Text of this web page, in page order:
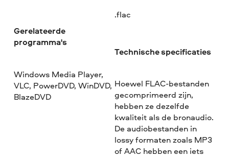
Gerelateerde
programma's
Windows Media Player,
VLC, PowerDVD, WinDVD,
BlazeDVD
.flac
Technische specificaties
Hoewel FLAC-bestanden
gecomprimeerd zijn,
hebben ze dezelfde
kwaliteit als de bronaudio.
De audiobestanden in
lossy formaten zoals MP3
of AAC hebben een iets